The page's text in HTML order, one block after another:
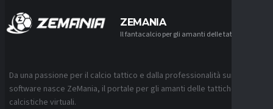
ZEMANIA
Il fantacalcio per gli amanti delle tattiche
Da una passione per il calcio tattico e dalla professionalità sui
software nasce ZeMania, il portale per gli amanti delle tattiche
calcistiche virtuali.